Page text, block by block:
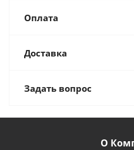
Оплата
Доставка
Задать вопрос
О